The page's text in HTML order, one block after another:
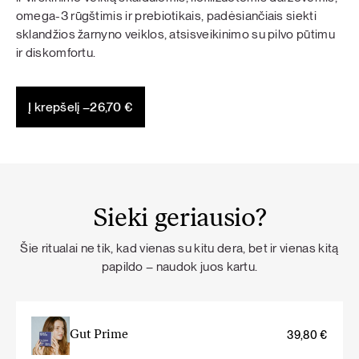
omega-3 rūgštimis ir prebiotikais, padėsiančiais siekti
sklandžios žarnyno veiklos, atsisveikinimo su pilvo pūtimu
ir diskomfortu.
Į krepšelį –26,70€
Sieki geriausio?
Šie ritualai ne tik, kad vienas su kitu dera, bet ir vienas kitą
papildo – naudok juos kartu.
Gut Prime 39,80€